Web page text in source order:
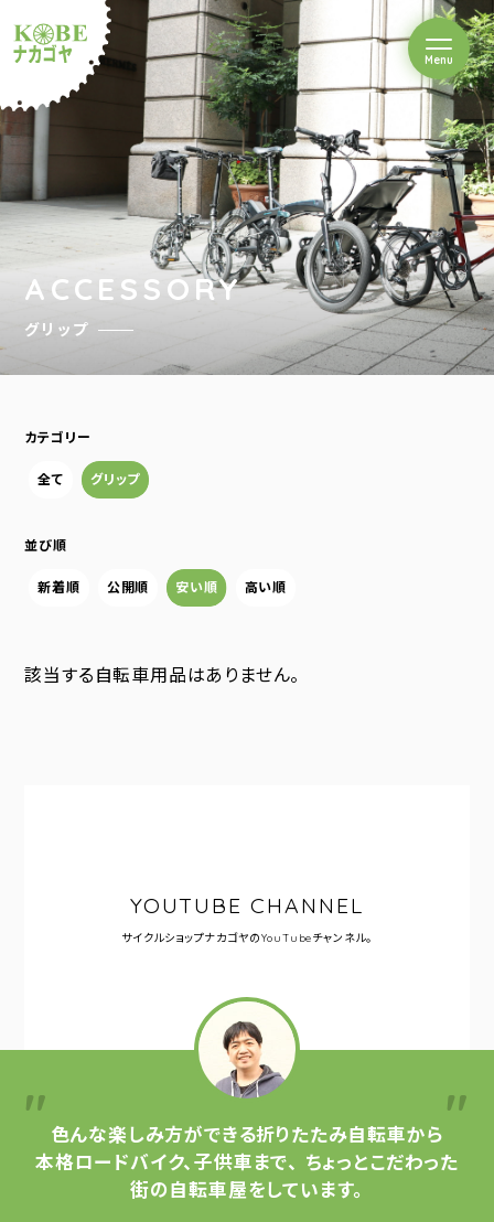
ルショップナカゴヤ
Menuを開閉
ACCESSORY
グリップ
カテゴリー
全て グリップ
並び順
新着順 公開順 安い順 高い順
該当する自転車用品はありません。
YOUTUBE CHANNEL
サイクルショップナカゴヤのYouTubeチャンネル。
色んな楽しみ方ができる折りたたみ自転車から
本格ロードバイク、子供車まで、 ちょっとこだわった
街の自転車屋をしています。